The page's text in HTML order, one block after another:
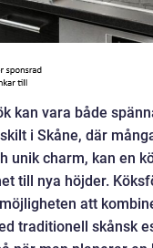
kan vara både
i Skåne, där
unik charm, kan en
till nya höjder.
att
traditionell skånsk